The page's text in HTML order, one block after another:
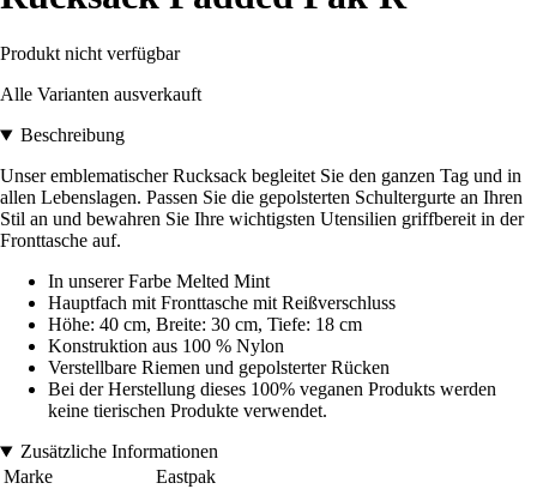
Produkt nicht verfügbar
Alle Varianten ausverkauft
Beschreibung
Unser emblematischer Rucksack begleitet Sie den ganzen Tag und in
allen Lebenslagen. Passen Sie die gepolsterten Schultergurte an Ihren
Stil an und bewahren Sie Ihre wichtigsten Utensilien griffbereit in der
Fronttasche auf.
In unserer Farbe Melted Mint
Hauptfach mit Fronttasche mit Reißverschluss
Höhe: 40 cm, Breite: 30 cm, Tiefe: 18 cm
Konstruktion aus 100 % Nylon
Verstellbare Riemen und gepolsterter Rücken
Bei der Herstellung dieses 100% veganen Produkts werden
keine tierischen Produkte verwendet.
Zusätzliche Informationen
Marke
Eastpak